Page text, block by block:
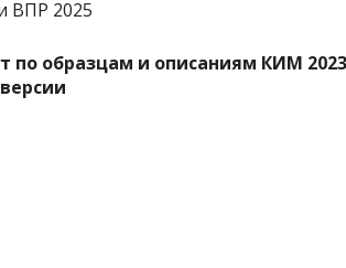
по образцам и описаниям КИМ